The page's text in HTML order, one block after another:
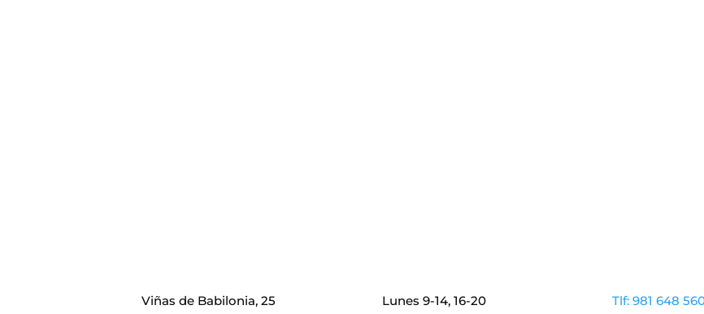
Viñas de Babilonia, 25
Lunes 9-14, 16-20
Tlf: 981 648